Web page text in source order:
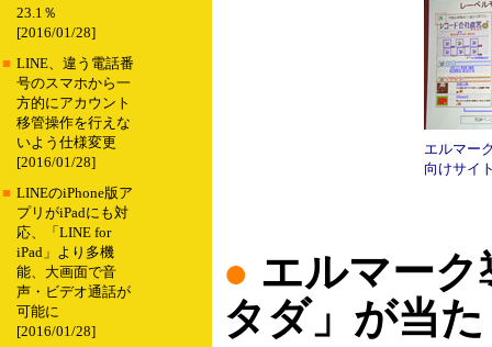
23.1％
[2016/01/28]
■ LINE、違う電話番
号のスマホから一
方的にアカウント
移管操作を行えな
いよう仕様変更
[2016/01/28]
■ LINEのiPhone版ア
プリがiPadにも対
応、「LINE for
iPad」より多機
能、大画面で音
声・ビデオ通話が
可能に
[2016/01/28]
エルマー
向けサイ
● エルマー
タダ」が当